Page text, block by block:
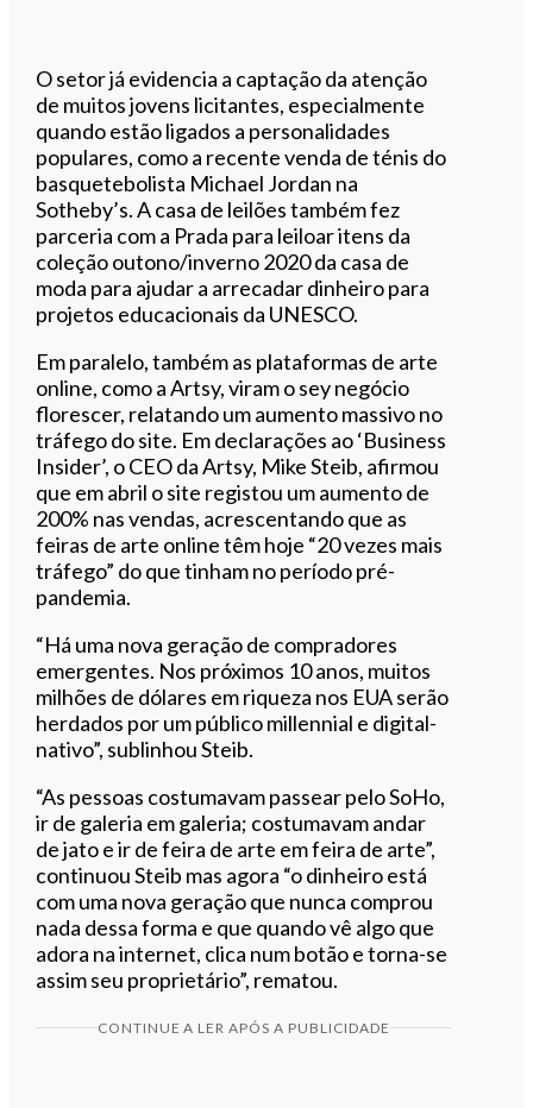
O setor já evidencia a captação da atenção
de muitos jovens licitantes, especialmente
quando estão ligados a personalidades
populares, como a recente venda de ténis do
basquetebolista Michael Jordan na
Sotheby’s. A casa de leilões também fez
parceria com a Prada para leiloar itens da
coleção outono/inverno 2020 da casa de
moda para ajudar a arrecadar dinheiro para
projetos educacionais da UNESCO.
Em paralelo, também as plataformas de arte
online, como a Artsy, viram o sey negócio
florescer, relatando um aumento massivo no
tráfego do site. Em declarações ao ‘Business
Insider’, o CEO da Artsy, Mike Steib, afirmou
que em abril o site registou um aumento de
200% nas vendas, acrescentando que as
feiras de arte online têm hoje “20 vezes mais
tráfego” do que tinham no período pré-
pandemia.
“Há uma nova geração de compradores
emergentes. Nos próximos 10 anos, muitos
milhões de dólares em riqueza nos EUA serão
herdados por um público millennial e digital-
nativo”, sublinhou Steib.
“As pessoas costumavam passear pelo SoHo,
ir de galeria em galeria; costumavam andar
de jato e ir de feira de arte em feira de arte”,
continuou Steib mas agora “o dinheiro está
com uma nova geração que nunca comprou
nada dessa forma e que quando vê algo que
adora na internet, clica num botão e torna-se
assim seu proprietário”, rematou.
CONTINUE A LER APÓS A PUBLICIDADE